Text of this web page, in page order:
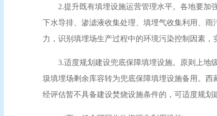
2.提升既有填埋设施运营管理水平。各地要加
下水导排、渗滤液收集处理、填埋气收集利用、
力，识别填埋场生产过程中的环境污染控制因素，
3.适度规划建设兜底保障填埋设施。原则上地
圾填埋场剩余库容转为兜底保障填埋设施备用。
经评估暂不具备建设焚烧设施条件的，可适度规